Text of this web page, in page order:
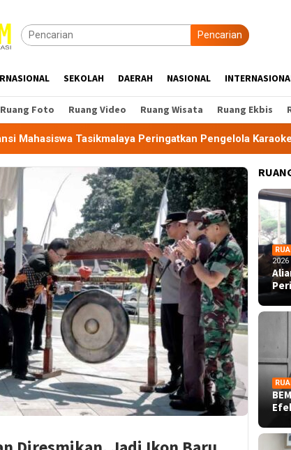
Pencarian
SEKOLAH DAERAH NASIONAL
Ruang Foto Ruang Video Ruang Wisata Ruang Ekbis
Peringatkan Pengelola Karaoke Penuhi
2026